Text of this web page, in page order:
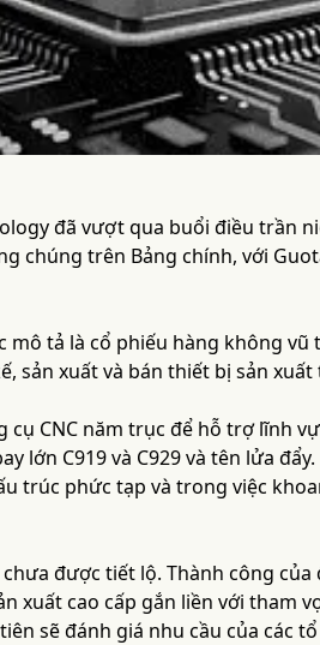
đã vượt qua buổi điều trần
chúng trên Bảng chính, với
mô tả là cổ phiếu hàng không
sản xuất và bán thiết bị sản
cụ CNC năm trục để hỗ trợ lĩnh
lớn C919 và C929 và tên lửa
trúc phức tạp và trong việc
được tiết lộ. Thành công
xuất cao cấp gắn liền với tham
sẽ đánh giá nhu cầu của các